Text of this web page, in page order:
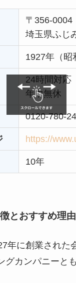
〒356-0004
埼玉県ふじ
1927年（昭
24時間対応
年中無休
0120-780-
https://
10年
とおすすめ理由
年に創業された
グカンパニーと